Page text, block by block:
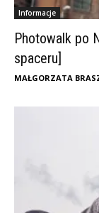
Informacje
Photowalk po
spaceru]
MAŁGORZATA